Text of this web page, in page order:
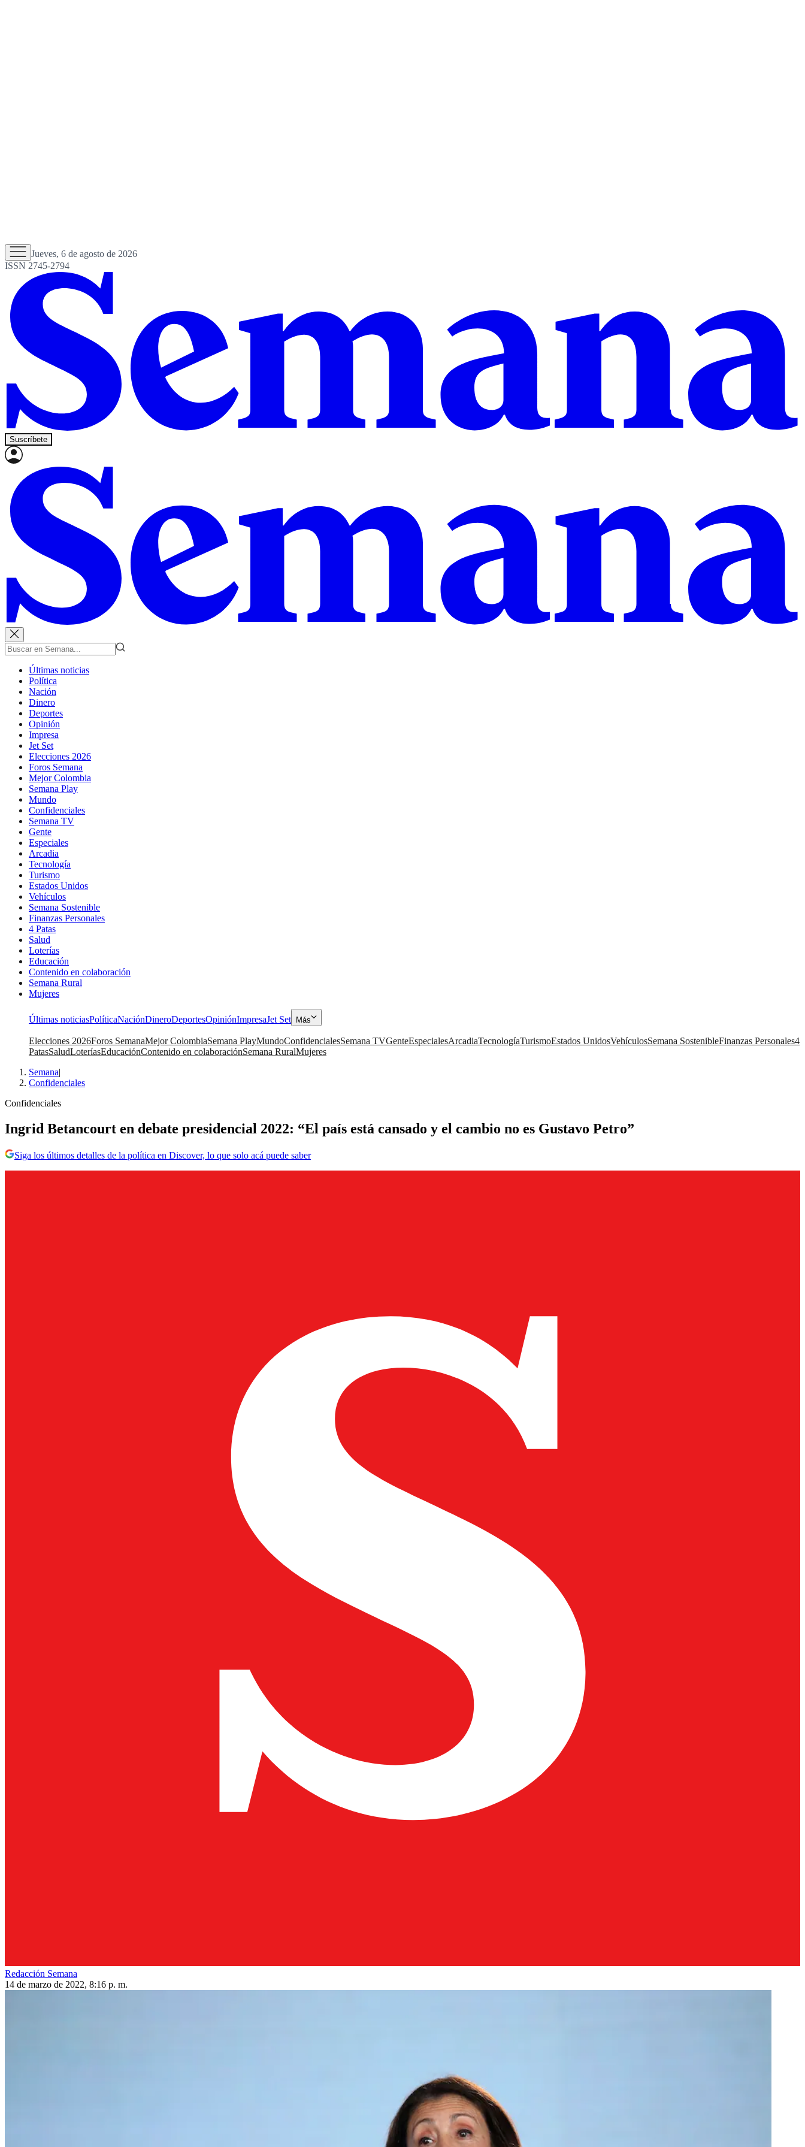
Jueves, 6 de agosto de 2026
ISSN 2745-2794
Suscríbete
Últimas noticias
Política
Nación
Dinero
Deportes
Opinión
Impresa
Jet Set
Elecciones 2026
Foros Semana
Mejor Colombia
Semana Play
Mundo
Confidenciales
Semana TV
Gente
Especiales
Arcadia
Tecnología
Turismo
Estados Unidos
Vehículos
Semana Sostenible
Finanzas Personales
4 Patas
Salud
Loterías
Educación
Contenido en colaboración
Semana Rural
Mujeres
Últimas noticiasPolíticaNaciónDineroDeportesOpiniónImpresaJet Set Más
Elecciones 2026Foros SemanaMejor ColombiaSemana PlayMundoConfidencialesSemana TVGenteEspecialesArcadiaTecnologíaTurismoEstados UnidosVehículosSemana SostenibleFinanzas Personales4
PatasSaludLoteríasEducaciónContenido en colaboraciónSemana RuralMujeres
Semana|
Confidenciales
Confidenciales
Ingrid Betancourt en debate presidencial 2022: “El país está cansado y el cambio no es Gustavo Petro”
Siga los últimos detalles de la política en Discover, lo que solo acá puede saber
Redacción Semana
14 de marzo de 2022, 8:16 p. m.